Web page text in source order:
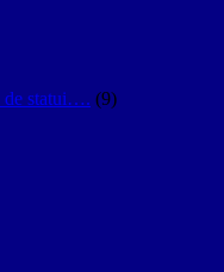
de statui…. (9)